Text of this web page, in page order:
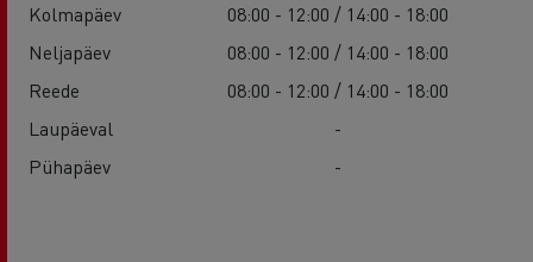
Kolmapäev
08:00 - 12:00 / 14:00 - 18:00
Neljapäev
08:00 - 12:00 / 14:00 - 18:00
Reede
08:00 - 12:00 / 14:00 - 18:00
Laupäeval
-
Pühapäev
-